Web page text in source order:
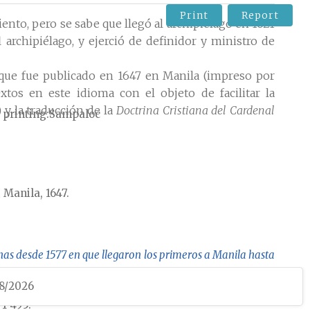
pero se sabe que llegó al archipiélago en 1621
archipiélago, y ejerció de definidor y ministro de
fue publicado en 1647 en Manila (impreso por
en este idioma con el objeto de facilitar la
y la traducción de la Doctrina Cristiana del Cardenal
1647.
desde 1577 en que llegaron los primeros a Manila hasta
Terrés, Eulalia Hernández Sánchez y M.ª
495.
Print Report
printing Sampaloc
2026